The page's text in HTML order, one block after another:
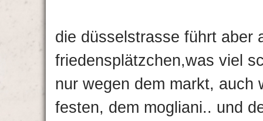
die düsselstrasse führt aber
friedensplätzchen,was viel
nur wegen dem markt, auch
festen, dem mogliani.. und